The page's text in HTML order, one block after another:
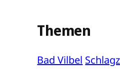
Themen
Bad Vilbel